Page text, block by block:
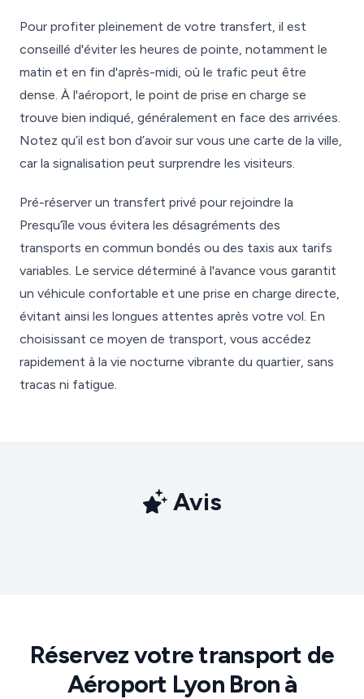
Pour profiter pleinement de votre transfert, il est
conseillé d'éviter les heures de pointe, notamment le
matin et en fin d'après-midi, où le trafic peut être
dense. À l'aéroport, le point de prise en charge se
trouve bien indiqué, généralement en face des arrivées.
Notez qu’il est bon d’avoir sur vous une carte de la ville,
car la signalisation peut surprendre les visiteurs.
Pré-réserver un transfert privé pour rejoindre la
Presqu’île vous évitera les désagréments des
transports en commun bondés ou des taxis aux tarifs
variables. Le service déterminé à l'avance vous garantit
un véhicule confortable et une prise en charge directe,
évitant ainsi les longues attentes après votre vol. En
choisissant ce moyen de transport, vous accédez
rapidement à la vie nocturne vibrante du quartier, sans
tracas ni fatigue.
Avis
Réservez votre transport de
Aéroport Lyon Bron à